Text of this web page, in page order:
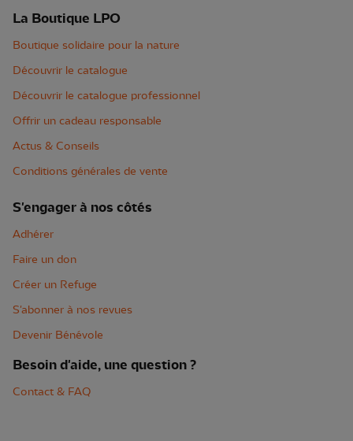
La Boutique LPO
Boutique solidaire pour la nature
Découvrir le catalogue
Découvrir le catalogue professionnel
Offrir un cadeau responsable
Actus & Conseils
Conditions générales de vente
S'engager à nos côtés
Adhérer
Faire un don
Créer un Refuge
S'abonner à nos revues
Devenir Bénévole
Besoin d'aide, une question ?
Contact & FAQ